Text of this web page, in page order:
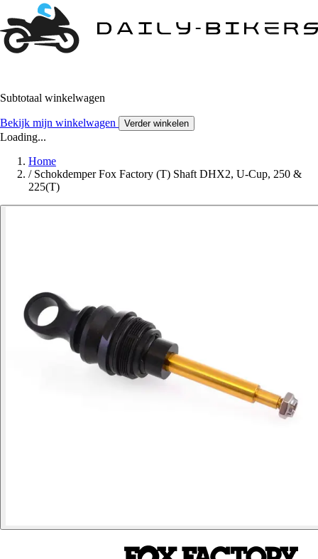
Subtotaal winkelwagen
Bekijk mijn winkelwagen Verder winkelen
Loading...
Home
/ Schokdemper Fox Factory (T) Shaft DHX2, U-Cup, 250 &
225(T)